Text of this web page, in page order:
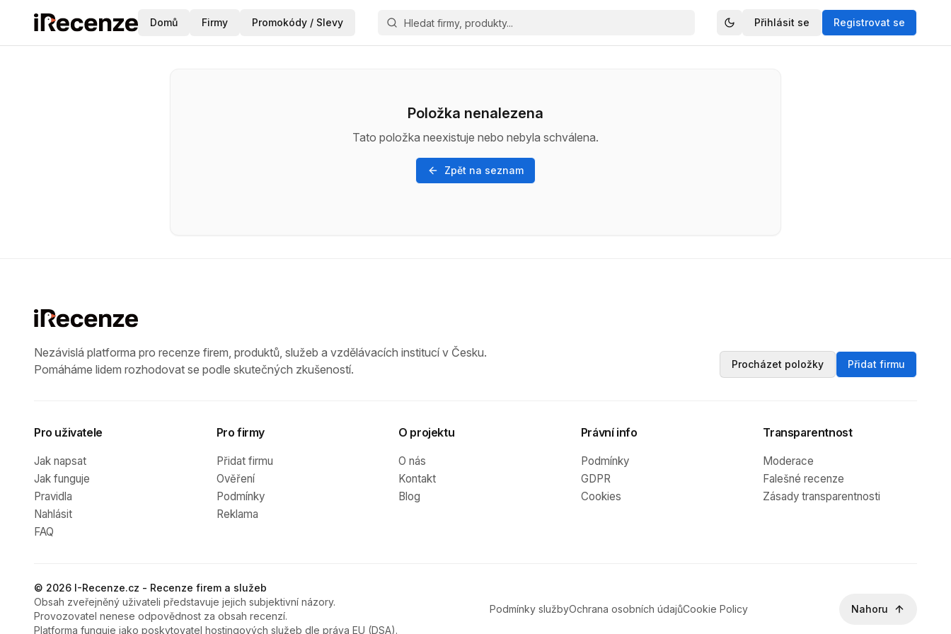
Domů Firmy Promokódy / Slevy Přihlásit se Registrovat se
Položka nenalezena
Tato položka neexistuje nebo nebyla schválena.
Zpět na seznam
Nezávislá platforma pro recenze firem, produktů, služeb a vzdělávacích institucí v Česku.
Pomáháme lidem rozhodovat se podle skutečných zkušeností.
Procházet položky Přidat firmu
Pro uživatele
Jak napsat
Jak funguje
Pravidla
Nahlásit
FAQ
Pro firmy
Přidat firmu
Ověření
Podmínky
Reklama
O projektu
O nás
Kontakt
Blog
Právní info
Podmínky
GDPR
Cookies
Transparentnost
Moderace
Falešné recenze
Zásady transparentnosti
© 2026 I-Recenze.cz - Recenze firem a služeb
Obsah zveřejněný uživateli představuje jejich subjektivní názory.
Provozovatel nenese odpovědnost za obsah recenzí.
Platforma funguje jako poskytovatel hostingových služeb dle práva EU (DSA).
Podmínky službyOchrana osobních údajůCookie Policy Nahoru